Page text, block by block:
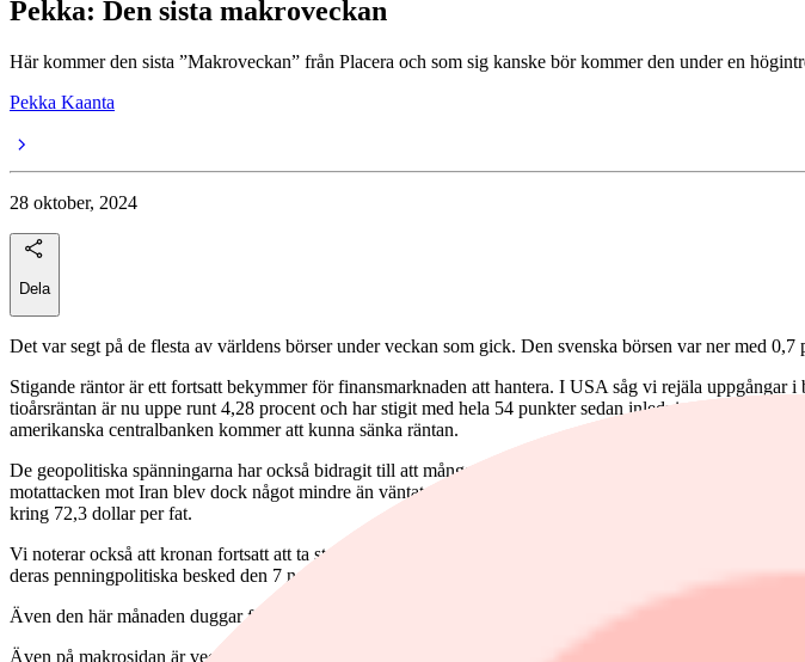
Pekka: Den sista makroveckan
Här kommer den sista ”Makroveckan” från Placera och som sig kanske bör kommer den under en
Pekka Kaanta
28 oktober, 2024
Dela
Det var segt på de flesta av världens börser under veckan som gick. Den svenska börsen var ner med
Stigande räntor är ett fortsatt bekymmer för finansmarknaden att hantera. I USA såg vi rejäla
tioårsräntan är nu uppe runt 4,28 procent och har stigit med hela 54 punkter sedan inledningen av
amerikanska centralbanken kommer att kunna sänka räntan.
De geopolitiska spänningarna har också bidragit till att många investerare dragit öronen åt sig och vi
motattacken mot Iran blev dock något mindre än väntat och riktade sig i huvudsak mot militära mål,
kring 72,3 dollar per fat.
Vi noterar också att kronan fortsatt att ta stryk i nuvarande marknadsklimat. En dollar kostar nu 10,62
deras penningpolitiska besked den 7 november. Just en svag krona har framhållits som en försvårande
Även den här månaden duggar företagsrapporterna tätt och det lär vara lite extra fokus på de amerikanska
Även på makrosidan är veckan fullmatad.